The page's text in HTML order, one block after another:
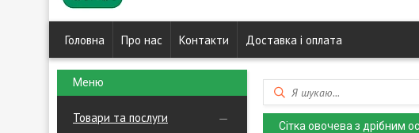
Головна Про нас Контакти Доставка і оплата
Товари та послуги
Сітка овочева з дрібним